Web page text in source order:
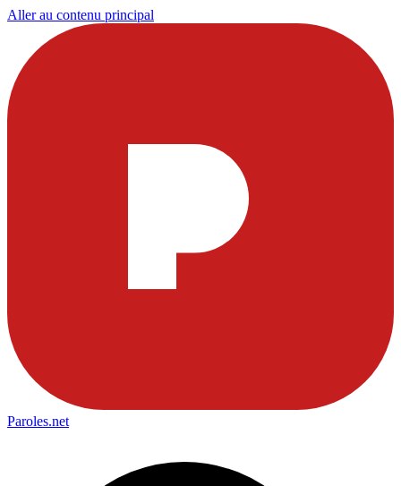
Aller au contenu principal
Paroles.net